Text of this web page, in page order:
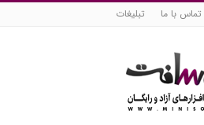
تماس با ما تبلیغات